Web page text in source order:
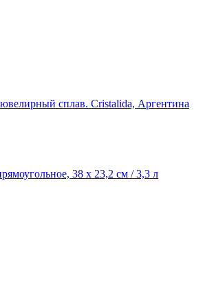
сплав. Cristalida, Аргентина
38 x 23,2 см / 3,3 л